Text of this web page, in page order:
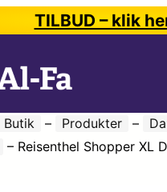
TILBUD – klik
Butik – Produkter –
– Reisenthel Shopper XL